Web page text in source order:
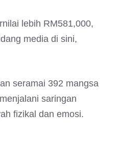
lebih RM581,000,
media di sini,
seramai 392 mangsa
saringan
fizikal dan emosi.